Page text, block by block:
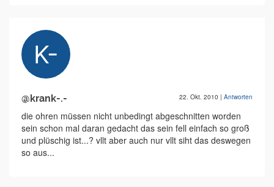
@krank-.- 22. Okt. 2010 | Antworten
die ohren müssen nicht unbedingt abgeschnitten worden
sein schon mal daran gedacht das sein fell einfach so groß
und plüschig ist...? vllt aber auch nur vllt siht das deswegen
so aus...